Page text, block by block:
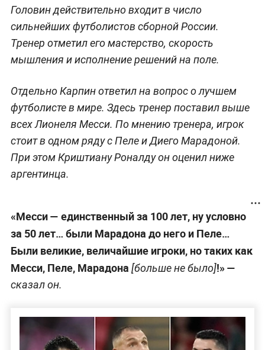
Головин действительно входит в число
сильнейших футболистов сборной России.
Тренер отметил его мастерство, скорость
мышления и исполнение решений на поле.
Отдельно Карпин ответил на вопрос о лучшем
футболисте в мире. Здесь тренер поставил выше
всех Лионеля Месси. По мнению тренера, игрок
стоит в одном ряду с Пеле и Диего Марадоной.
При этом Криштиану Роналду он оценил ниже
аргентинца.
«Месси — единственный за 100 лет, ну условно
за 50 лет… были Марадона до него и Пеле…
Были великие, величайшие игроки, но таких как
Месси, Пеле, Марадона [больше не было]!» —
сказал он.